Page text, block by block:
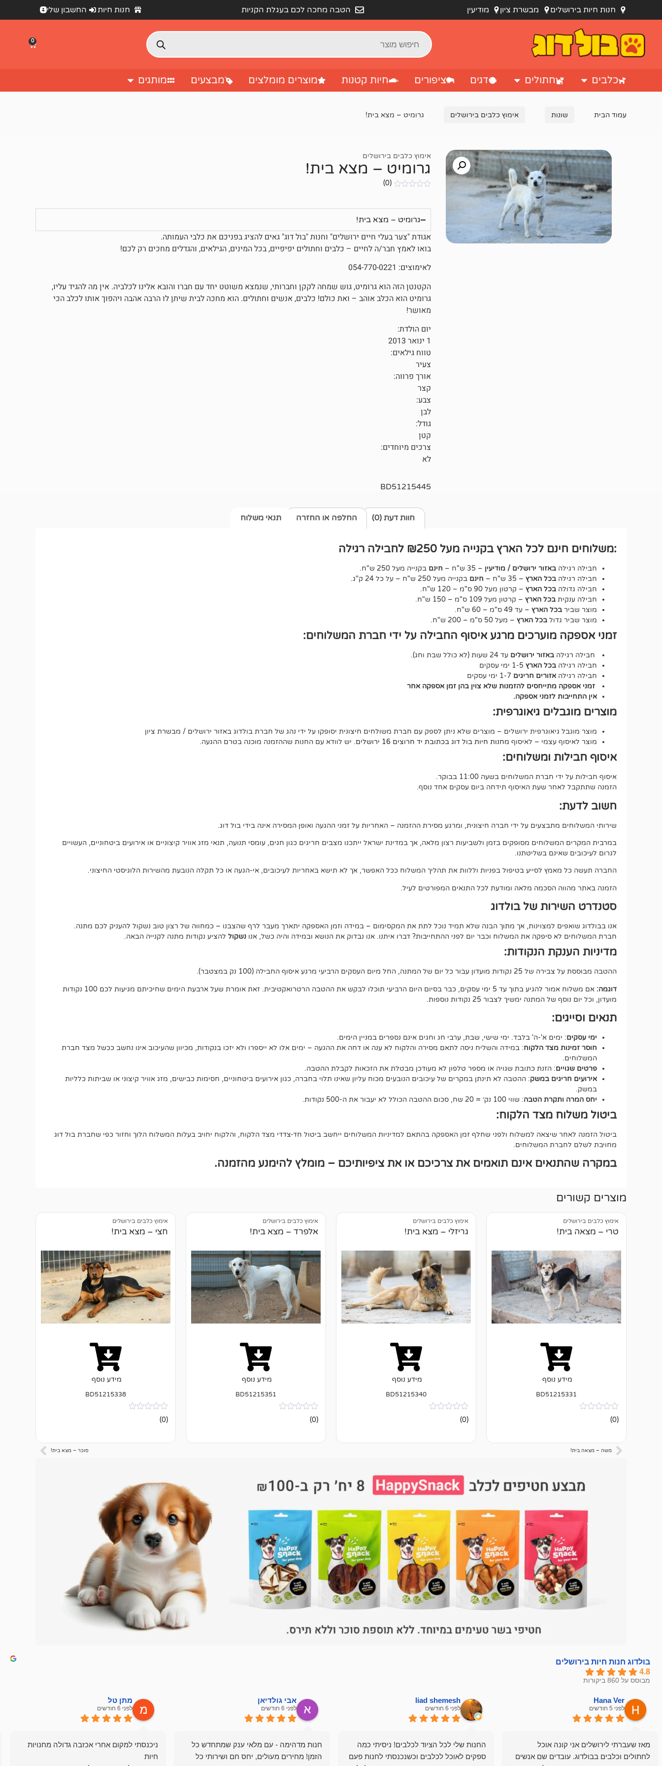
חנות חיות בירושלים מבשרת ציון מודיעין הטבה מחכה לכם בעגלת הקניות חנות חיות החשבון שלי
0
כלבים חתולים דגים ציפורים חיות קטנות מוצרים מומלצים מבצעים מותגים
עמוד הבית שונות אימוץ כלבים בירושלים גרומיט – מצא בית!
אימוץ כלבים בירושלים
גרומיט – מצא בית!
(0)
גרומיט – מצא בית!
אגודת "צער בעלי חיים ירושלים" וחנות "בול דוג" גאים להציג בפניכם את כלבי העמותה.
בואו לאמץ חבר/ה לחיים – כלבים וחתולים יפיפיים, בכל המינים, הגילאים, והגדלים מחכים רק לכם!
לאימוצים: 054-770-0221
הקטנטן הזה הוא גרומיט, גוש שמחה לקקן וחברותי, שנמצא משוטט יחד עם חברו והובא אלינו לכלביה. אין מה להגיד עליו,
גרומיט הוא הכלב אוהב – ואת כולם! כלבים, אנשים וחתולים. הוא מחכה לבית שיתן לו הרבה אהבה ויהפוך אותו לכלב הכי
מאושר!
יום הולדת:
1 ינואר 2013
טווח גילאים:
צעיר
אורך פרווה:
קצר
צבע:
לבן
גודל:
קטן
צרכים מיוחדים:
לא
BD51215445
תנאי משלוח חוות דעת (0) החלפה או החזרה
:משלוחים חינם לכל הארץ בקנייה מעל ₪250 לחבילה רגילה
חבילה רגילה באזור ירושלים / מודיעין – 35 ש"ח – חינם בקנייה מעל 250 ש"ח.
חבילה רגילה בכל הארץ – 35 ש"ח – חינם בקנייה מעל 250 ש"ח – על כל 24 ק"ג.
חבילה גדולה בכל הארץ – קרטון מעל 90 ס"מ – 120 ש"ח.
חבילה ענקית בכל הארץ – קרטון מעל 109 ס"מ – 150 ש"ח.
מוצר שביר בכל הארץ – עד 49 ס"מ – 60 ש"ח.
מוצר שביר גדול בכל הארץ – מעל 50 ס"מ – 200 ש"ח.
זמני אספקה מוערכים מרגע איסוף החבילה על ידי חברת המשלוחים:
חבילה רגילה באזור ירושלים עד 24 שעות (לא כולל שבת וחג).
חבילה רגילה בכל הארץ
חבילה רגילה אזורים חריגים
זמני אספקה מתייחסים להזמנות שלא צוין בהן זמן אספקה אחר
אין התחייבות לזמני אספקה.
מוצרים מוגבלים גיאוגרפית:
מוצר מוגבל גיאוגרפית ירושלים – מוצרים שלא ניתן לספק עם חברת משולחים חיצונית יסופקו על ידי נהג של חברת בולדוג באזור ירושלים / מבשרת ציון
מוצר לאיסוף עצמי – לאיסוף מחנות חיות בול דוג בכתובת יד חרוצים 16 ירושלים . יש לוודא עם החנות שההזמנה מוכנה בטרם ההגעה.
איסוף חבילות ומשלוחים:
איסוף חבילות על ידי חברת המשלוחים בשעה 11:00 בבוקר.
הזמנה שתתקבל לאחר שעת האיסוף תידחה ביום עסקים אחד נוסף.
חשוב לדעת:
שירותי המשלוחים מתבצעים על ידי חברה חיצונית, ומרגע מסירת ההזמנה – האחריות על זמני ההגעה ואופן המסירה אינה בידי בול דוג.
במרבית המקרים המשלוחים מסופקים בזמן ולשביעות רצון מלאה, אך במדינת ישראל ייתכנו מצבים חריגים כגון חגים, עומסי תנועה, תנאי מזג אוויר קיצוניים או אירועים ביטחוניים, העשויים
לגרום לעיכובים שאינם בשליטתנו.
החברה תעשה כל מאמץ לסייע בטיפול בפניות וללוות את תהליך המשלוח ככל האפשר, אך לא תישא באחריות לעיכובים, אי-הגעה או כל תקלה הנובעת מהשירות הלוגיסטי החיצוני.
הזמנה באתר מהווה הסכמה מלאה ומודעת לכל התנאים המפורטים לעיל.
סטנדרט השירות של בולדוג
אנו בבולדוג שואפים למצוינות, אך מתוך הבנה שלא תמיד נוכל לתת את המקסימום – במידה וזמן האספקה יתארך מעבר לרף שהצבנו – כמחווה של רצון טוב נשקול להעניק לכם מתנה.
חברת המשלוחים לא סיפקה את המשלוח וכבר יום לפני ההתחייבות? דברו איתנו. אנו נבדוק את הנושא ובמידה והיה כשל, אנו נשקול להציע נקודות מתנה לקנייה הבאה.
מדיניות הענקת הנקודות:
ההטבה מבוססת על צבירה של 25 נקודות מועדון עבור כל יום של המתנה, החל מיום העסקים הרביעי מרגע איסוף החבילה (100 נק במצטבר).
דוגמה:
אם משלוח אמור להגיע בתוך עד 5 ימי עסקים, כבר בסיום היום הרביעי תוכלו לבקש את ההטבה הרטרואקטיבית. זאת אומרת שעל ארבעת הימים שחיכיתם מגיעות לכם 100 נקודות
מועדון, וכל יום נוסף של המתנה ימשיך לצבור 25 נקודות נוספות.
תנאים וסייגים:
ימי עסקים: ימים א'-ה' בלבד. ימי שישי, שבת, ערבי חג וחגים אינם נספרים במניין הימים.
חוסר זמינות מצד הלקוח: במידה והשליח ניסה לתאם מסירה והלקוח לא ענה או דחה את ההגעה – ימים אלו לא ייספרו ולא יזכו בנקודות, מכיוון שהעיכוב אינו נחשב ככשל מצד חברת
המשלוחים.
פרטים שגויים: הזנת כתובת שגויה או מספר טלפון לא מעודכן מבטלת את הזכאות לקבלת ההטבה.
אירועים חריגים במשק: ההטבה לא תינתן במקרים של עיכובים הנובעים מכוח עליון שאינו תלוי בחברה, כגון אירועים ביטחוניים, חסימות כבישים, מזג אוויר קיצוני או שביתות כלליות
במשק.
יחס המרה ותקרת הטבה: שווי 100 נק׳ = 20 שח, סכום ההטבה הכולל לא יעבור את ה-500 נקודות.
ביטול משלוח מצד הלקוח:
ביטול הזמנה לאחר שיצאה למשלוח ולפני שחלף זמן האספקה בהתאם למדיניות המשלוחים ייחשב ביטול חד-צדדי מצד הלקוח, והלקוח יחויב בעלות המשלוח הלוך וחזור כפי שחברת בול דוג
מחויבת לשלם לחברת המשלוחים.
במקרה שהתנאים אינם תואמים את צרכיכם או את ציפיותיכם – מומלץ להימנע מהזמנה.
מוצרים קשורים
אימוץ כלבים בירושלים
טרי – מצאה בית!
מידע נוסף
BD51215331
אין
ביקורות
(0)
אימוץ כלבים בירושלים
גריזלי – מצא בית!
מידע נוסף
BD51215340
אין
ביקורות
(0)
אימוץ כלבים בירושלים
אלפרד – מצא בית!
מידע נוסף
BD51215351
אין
ביקורות
(0)
אימוץ כלבים בירושלים
חצי – מצא בית!
מידע נוסף
BD51215338
אין
ביקורות
(0)
משה – מצאה בית! סוכר – מצא בית!
בולדוג חנות חיות בירושלים
4.8
מבוסס על 860 ביקורות
Hana Ver
לפני 5 חודשים
מאז שעברתי לירושלים אני קונה אוכל
לחתולים וכלבים בבולדוג. עובדים שם אנשים
liad shemesh
לפני 6 חודשים
החנות שלי לכל הציוד לכלבים! ניסיתי כמה
ספקים לאוכל לכלבים וכשנכנסתי לחנות פעם
אבי גולדיאן
לפני 6 חודשים
חנות מדהימה - עם מלאי ענק שמתחדש כל
הזמן! מחירים מעולים, יחס חם ושירותי כל
מתן טל
לפני 6 חודשים
ניכנסתי למקום אחרי אכזבה גדולה מחנויות